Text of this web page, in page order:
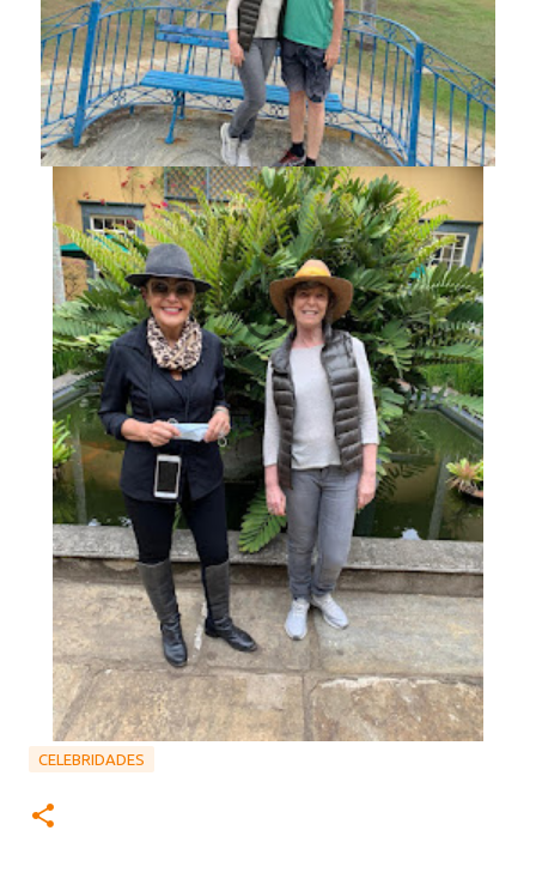
CELEBRIDADES